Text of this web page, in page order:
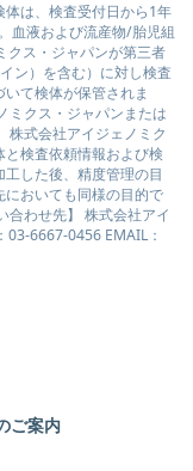
は、検査受付日から1年
血液および流産物/胎児組
クス・ジャパンが第三者
ン）を含む）に対し検査
て検体が保管されま
ミクス・ジャパンまたは
株式会社アイジェノミク
検査依頼情報および検
した後、精度管理の目
おいても同様の目的で
合わせ先】 株式会社アイ
03-6667-0456 EMAIL：
ご案内